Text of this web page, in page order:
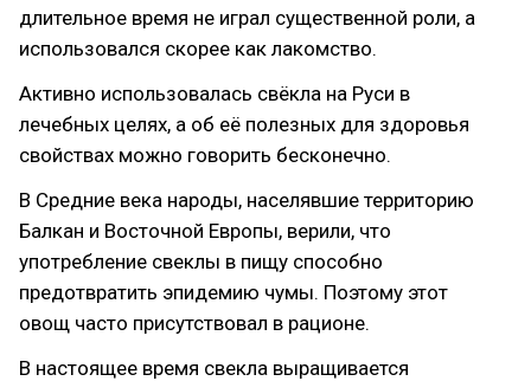
длительное время не играл существенной роли, а
использовался скорее как лакомство.
Активно использовалась свёкла на Руси в
лечебных целях, а об её полезных для здоровья
свойствах можно говорить бесконечно.
В Средние века народы, населявшие территорию
Балкан и Восточной Европы, верили, что
употребление свеклы в пищу способно
предотвратить эпидемию чумы. Поэтому этот
овощ часто присутствовал в рационе.
В настоящее время свекла выращивается